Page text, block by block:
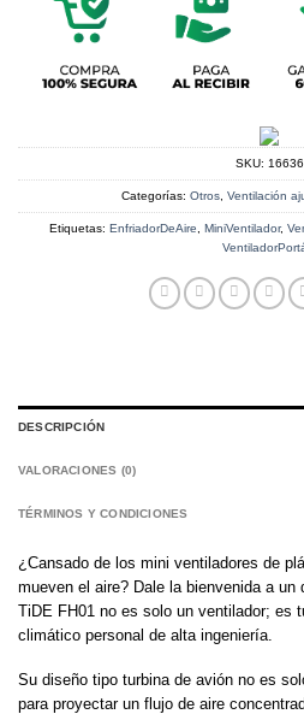
SKU: 16636
Categorías: Otros, Ventilación
Etiquetas: EnfriadorDeAire, MiniVentilador,
DESCRIPCIÓN
VALORACIONES (0)
TÉRMINOS Y CONDICIONES
¿Cansado de los mini ventiladores de
mueven el aire? Dale la bienvenida a un
TiDE FH01 no es solo un ventilador; es
climático personal de alta ingeniería.
Su diseño tipo turbina de avión no es
para proyectar un flujo de aire